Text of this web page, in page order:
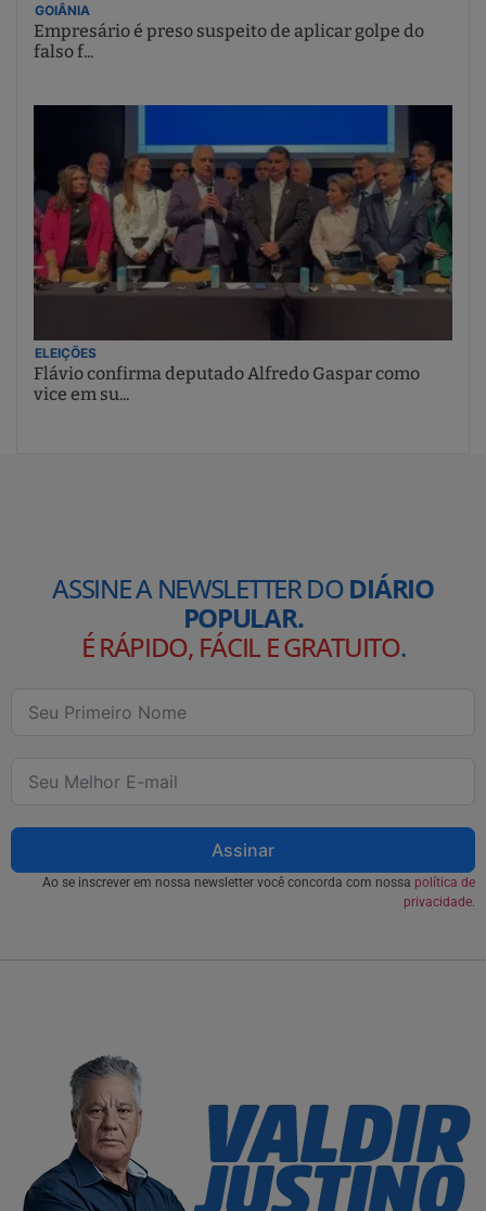
GOIÂNIA
Empresário é preso suspeito de aplicar golpe do
falso f...
ELEIÇÕES
Flávio confirma deputado Alfredo Gaspar como
vice em su...
ASSINE A NEWSLETTER DODIÁRIO
POPULAR.
É RÁPIDO, FÁCIL E GRATUITO.
Assinar
Ao se inscrever em nossa newsletter você concorda com nossa política de
privacidade.